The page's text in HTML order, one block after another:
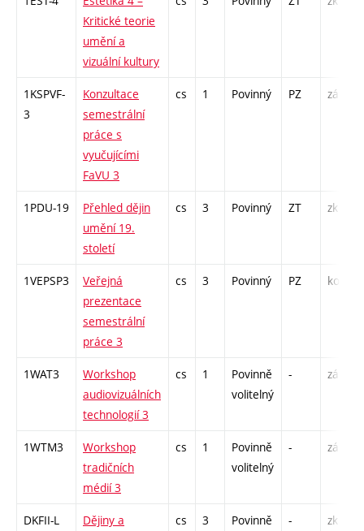
Kritické teorie
umění a
vizuální kultury
1KSPVF-
3
Konzultace
semestrální
práce s
vyučujícími
FaVU 3
cs 1 Povinný PZ zá
1PDU-19
Přehled dějin
umění 19.
století
cs 3 Povinný ZT zk
1VEPSP3
Veřejná
prezentace
semestrální
práce 3
cs 3 Povinný PZ kol
1WAT3
Workshop
audiovizuálních
technologií 3
cs 1
Povinně
volitelný
- zá
1WTM3
Workshop
tradičních
médií 3
cs 1
Povinně
volitelný
- zá
DKFII-L
Dějiny a
cs 3
Povinně
- zk